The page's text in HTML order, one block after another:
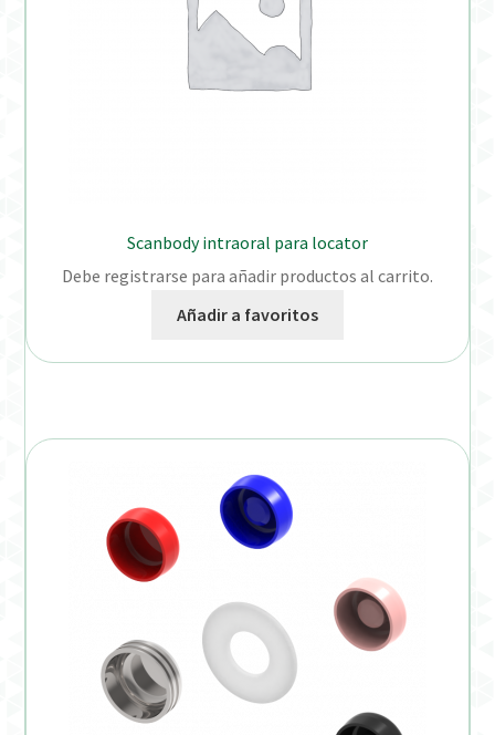
Scanbody intraoral para locator
Debe registrarse para añadir productos al carrito.
Añadir a favoritos